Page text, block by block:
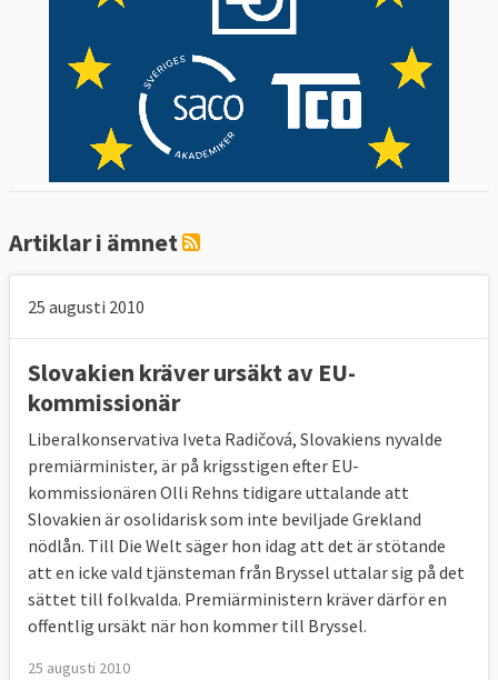
Artiklar i ämnet
25 augusti 2010
Slovakien kräver ursäkt av EU-
kommissionär
Liberalkonservativa Iveta Radičová, Slovakiens nyvalde
premiärminister, är på krigsstigen efter EU-
kommissionären Olli Rehns tidigare uttalande att
Slovakien är osolidarisk som inte beviljade Grekland
nödlån. Till Die Welt säger hon idag att det är stötande
att en icke vald tjänsteman från Bryssel uttalar sig på det
sättet till folkvalda. Premiärministern kräver därför en
offentlig ursäkt när hon kommer till Bryssel.
25 augusti 2010